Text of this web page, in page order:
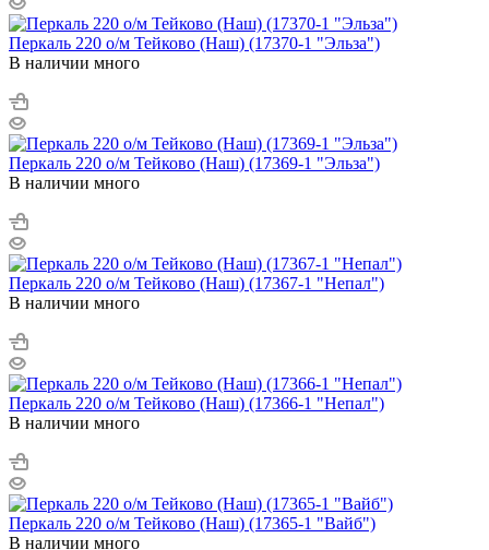
Перкаль 220 о/м Тейково (Наш) (17370-1 "Эльза")
В наличии много
Перкаль 220 о/м Тейково (Наш) (17369-1 "Эльза")
В наличии много
Перкаль 220 о/м Тейково (Наш) (17367-1 "Непал")
В наличии много
Перкаль 220 о/м Тейково (Наш) (17366-1 "Непал")
В наличии много
Перкаль 220 о/м Тейково (Наш) (17365-1 "Вайб")
В наличии много